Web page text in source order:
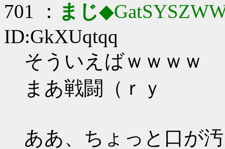
701 ： まじ
ID:GkXUqtqq
そういえばｗｗｗｗ
まあ戦闘（ｒｙ
ああ、ちょっと口が